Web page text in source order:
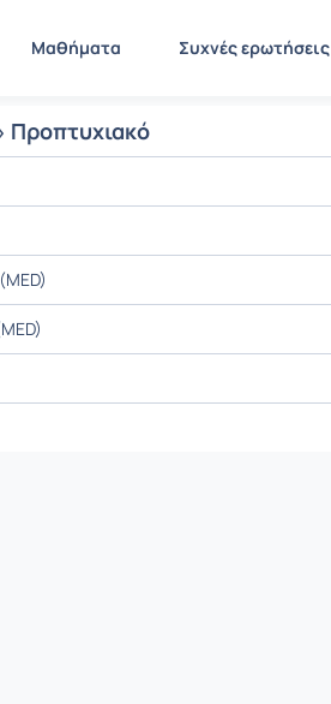
Μαθήματα Συχνές ερωτήσεις
Προπτυχιακό
(MED)